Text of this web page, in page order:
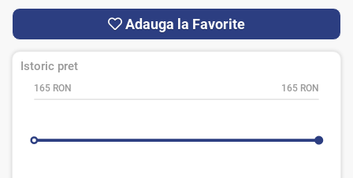
Adauga la Favorite
Istoric pret
165 RON 165 RON